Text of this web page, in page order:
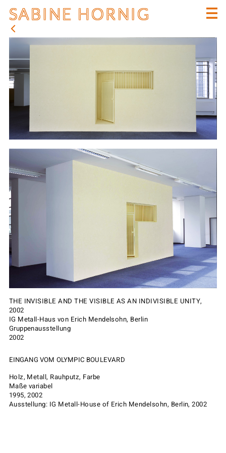
SABINE HORNIG
THE INVISIBLE AND THE VISIBLE AS AN INDIVISIBLE UNITY,
2002
IG Metall-Haus von Erich Mendelsohn, Berlin
Gruppenausstellung
2002
EINGANG VOM OLYMPIC BOULEVARD
Holz, Metall, Rauhputz, Farbe
Maße variabel
1995, 2002
Ausstellung: IG Metall-House of Erich Mendelsohn, Berlin, 2002